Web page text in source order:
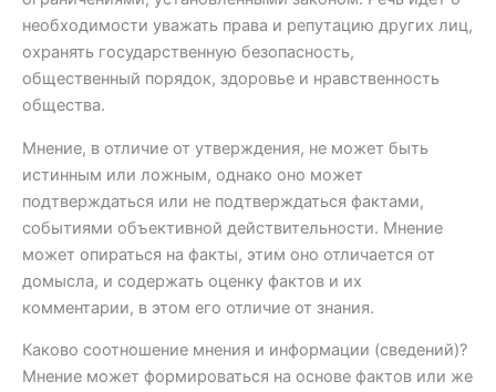
необходимости уважать права и репутацию других лиц,
охранять государственную безопасность,
общественный порядок, здоровье и нравственность
общества.
Мнение, в отличие от утверждения, не может быть
истинным или ложным, однако оно может
подтверждаться или не подтверждаться фактами,
событиями объективной действительности. Мнение
может опираться на факты, этим оно отличается от
домысла, и содержать оценку фактов и их
комментарии, в этом его отличие от знания.
Каково соотношение мнения и информации (сведений)?
Мнение может формироваться на основе фактов или же